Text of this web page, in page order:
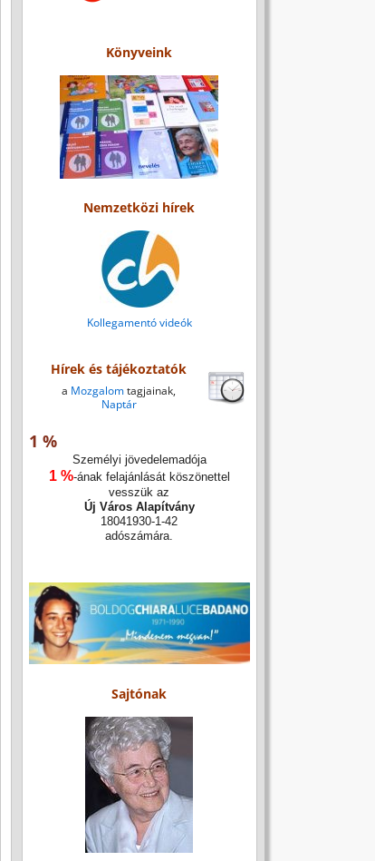
Könyveink
Nemzetközi hírek
Kollegamentó videók
Hírek és tájékoztatók
a Mozgalomtagjainak,
Naptár
1 %
Személyi jövedelemadója
1 %-ának felajánlását köszönettel
vesszük az
Új Város Alapítvány
18041930-1-42
adószámára.
Sajtónak